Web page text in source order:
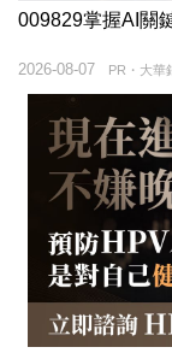
009829掌握AI關
PR・大華
2026-08-07